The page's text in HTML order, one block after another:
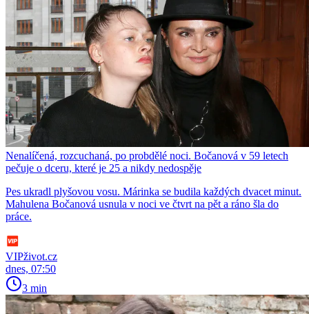
Nenalíčená, rozcuchaná, po probdělé noci. Bočanová v 59 letech
pečuje o dceru, které je 25 a nikdy nedospěje
Pes ukradl plyšovou vosu. Márinka se budila každých dvacet minut.
Mahulena Bočanová usnula v noci ve čtvrt na pět a ráno šla do
práce.
VIPživot.cz
dnes, 07:50
3 min